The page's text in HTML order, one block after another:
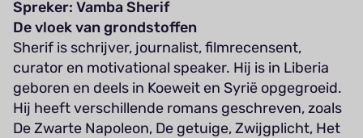
Spreker: Vamba Sherif
De vloek van grondstoffen
Sherif is schrijver, journalist, filmrecensent,
curator en motivational speaker. Hij is in Liberia
geboren en deels in Koeweit en Syrië opgegroeid.
Hij heeft verschillende romans geschreven, zoals
De Zwarte Napoleon, De getuige, Zwijgplicht, Het